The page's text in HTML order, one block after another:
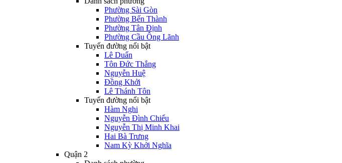
Phường Sài Gòn
Phường Bến Thành
Phường Tân Định
Phường Cầu Ông Lãnh
Tuyến đường nổi bật
Lê Duẩn
Tôn Đức Thắng
Nguyễn Huệ
Đồng Khởi
Lê Thánh Tôn
Tuyến đường nổi bật
Hàm Nghi
Nguyễn Đình Chiểu
Nguyễn Thị Minh Khai
Hai Bà Trưng
Nam Kỳ Khởi Nghĩa
Quận 2